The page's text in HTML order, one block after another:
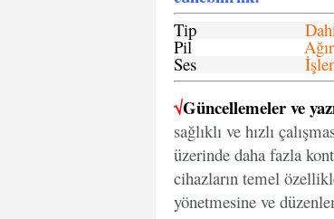
Tip
Pil
Ses
√Güncellemeler ve
sağlıklı ve hızlı
üzerinde daha fazla
cihazların temel
yönetmesine ve